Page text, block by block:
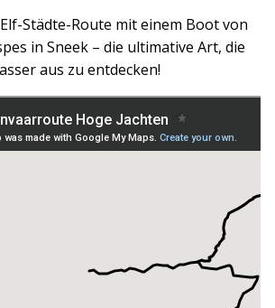
Städte-Route mit einem Boot von
in Sneek – die ultimative Art, die
aus zu entdecken!